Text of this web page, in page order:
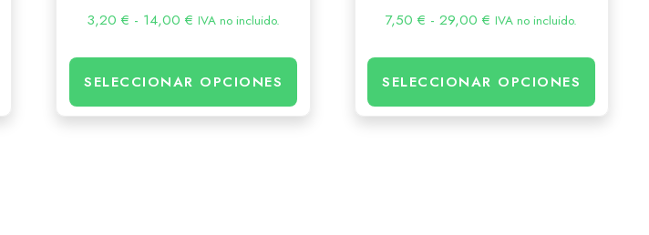
3,20€ - 14,00€ IVA no incluido.
SELECCIONAR OPCIONES
7,50€ - 29,00€ IVA no incluido.
SELECCIONAR OPCIONES